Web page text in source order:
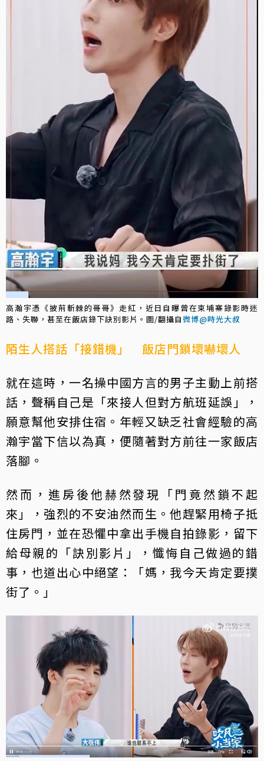
高瀚宇憑《披荊斬棘的哥哥》走紅，近日自曝曾在柬埔寨錄影時迷
路、失聯，甚至在飯店錄下訣別影片。圖/翻攝自微博@時光大叔
陌生人搭話「接錯機」 飯店門鎖壞嚇壞人
就在這時，一名操中國方言的男子主動上前搭
話，聲稱自己是「來接人但對方航班延誤」，
願意幫他安排住宿。年輕又缺乏社會經驗的高
瀚宇當下信以為真，便隨著對方前往一家飯店
落腳。
然而，進房後他赫然發現「門竟然鎖不起
來」，強烈的不安油然而生。他趕緊用椅子抵
住房門，並在恐懼中拿出手機自拍錄影，留下
給母親的「訣別影片」，懺悔自己做過的錯
事，也道出心中絕望：「媽，我今天肯定要撲
街了。」